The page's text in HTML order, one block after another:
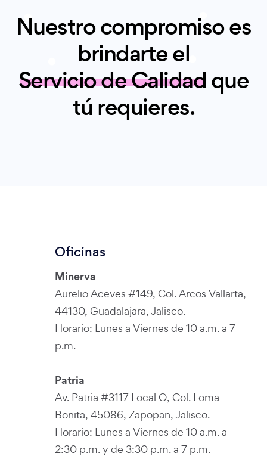
Nuestro compromiso es
brindarte el
Servicio de Calidadque
tú requieres.
Oficinas
Minerva
Aurelio Aceves #149, Col. Arcos Vallarta,
44130, Guadalajara, Jalisco.
Horario: Lunes a Viernes de 10 a.m. a 7
p.m.
Patria
Av. Patria #3117 Local O, Col. Loma
Bonita, 45086, Zapopan, Jalisco.
Horario: Lunes a Viernes de 10 a.m. a
2:30 p.m. y de 3:30 p.m. a 7 p.m.